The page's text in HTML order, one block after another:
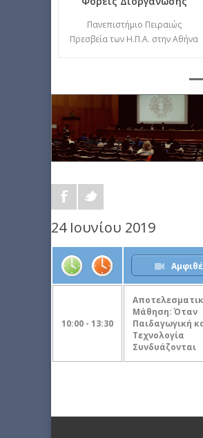
Πανεπιστήμιο Πειραιώς
Πρεσβεία των Η.Π.Α. στην Αθήνα
24 Ιουνίου 2019
10:00 - 13:30
Μάθηση: Όταν
Παιδαγωγική
Τεχνολογία
Συνδυάζονται